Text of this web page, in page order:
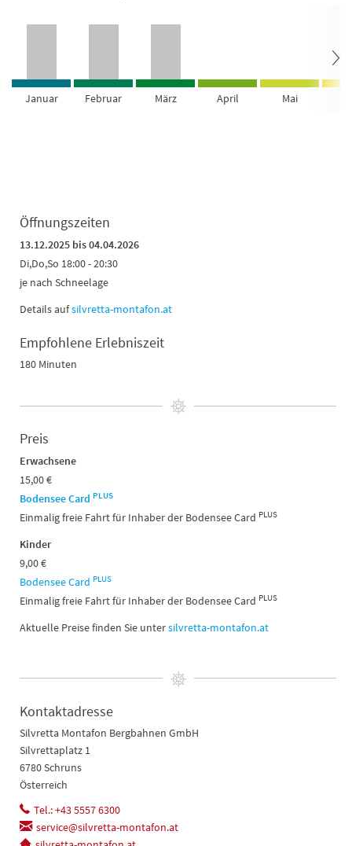
Januar Februar März April Mai
Öffnungszeiten
13.12.2025 bis 04.04.2026
Di,Do,So 18:00 - 20:30
je nach Schneelage
Details aufsilvretta-montafon.at
Empfohlene Erlebniszeit
180 Minuten
Preis
Erwachsene
15,00 €
Bodensee Card PLUS
Einmalig freie Fahrt für Inhaber der Bodensee Card PLUS
Kinder
9,00 €
Bodensee Card PLUS
Einmalig freie Fahrt für Inhaber der Bodensee Card PLUS
Aktuelle Preise finden Sie untersilvretta-montafon.at
Kontaktadresse
Silvretta Montafon Bergbahnen GmbH
Silvrettaplatz 1
6780 Schruns
Österreich
Tel.: +43 5557 6300
service@silvretta-montafon.at